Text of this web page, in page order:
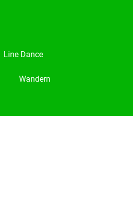
Line Dance
Wandern